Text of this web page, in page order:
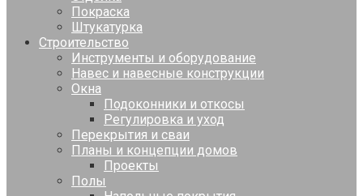
Покраска
Штукатурка
Строительство
Инструменты и оборудование
Навес и навесные конструкции
Окна
Подоконники и откосы
Регулировка и уход
Перекрытия и сваи
Планы и концепции домов
Проекты
Полы